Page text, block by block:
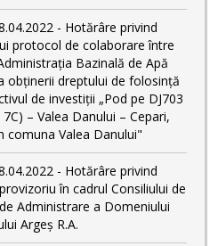
- Hotărâre privind
protocol de colaborare între
Bazinală de Apă
obținerii dreptului de folosință
de investiții „Pod pe DJ703
– Valea Danului – Cepari,
comuna Valea Danului"
- Hotărâre privind
în cadrul Consiliului de
Administrare a Domeniului
Argeș R.A.